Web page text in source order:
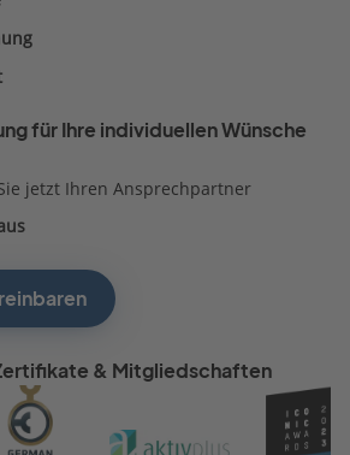
für Ihre individuellen Wünsche
jetzt Ihren Ansprechpartner
& Mitgliedschaften